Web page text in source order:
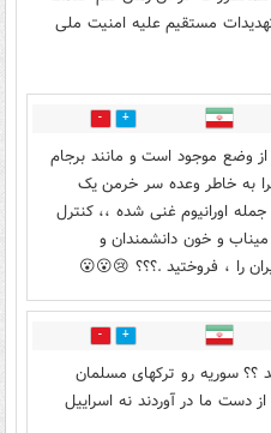
مستقيم عليه امنيت ملی
0
وضع موجود است و مانند برجام
به خاطر وعده سر خرمن یک
اورانیوم غنی شده ،، کنترل
و خون دانشمندان و
را ، فروختید .؟؟؟ 😢😮😮
0
؟؟ سوریه رو ترکهای مسلمان
دست ما در آوردند نه اسراییل